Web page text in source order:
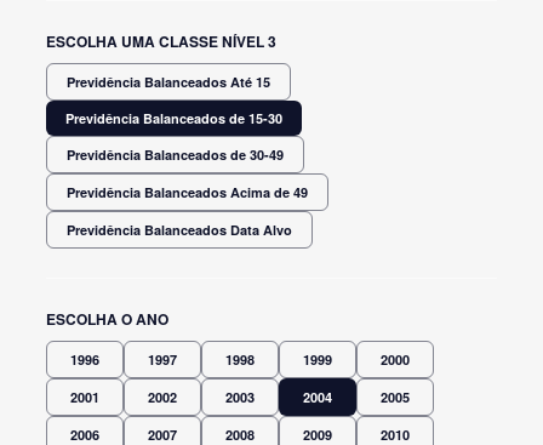
ESCOLHA UMA CLASSE NÍVEL 3
Previdência Balanceados Até 15
Previdência Balanceados de 15-30
Previdência Balanceados de 30-49
Previdência Balanceados Acima de 49
Previdência Balanceados Data Alvo
ESCOLHA O ANO
1996 1997 1998 1999 2000
2001 2002 2003 2004 2005
2006 2007 2008 2009 2010